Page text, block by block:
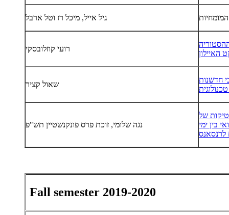
גיל אייל, מיכל רז וטל ארבל
רועי קוזלובסקי
האיילון
שאול קציר
חדשנות
נגה שלומי, זוכת פרס פונקנשטיין תש"פ
של
בין ימי
לרנסאנס
Fall semester 2019-2020